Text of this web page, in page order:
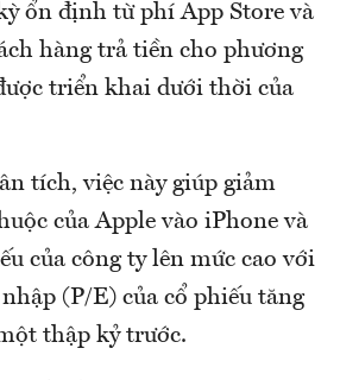
ổn định từ phí App Store và
hàng trả tiền cho phương
triển khai dưới thời của
tích, việc này giúp giảm
của Apple vào iPhone và
của công ty lên mức cao với
(P/E) của cổ phiếu tăng
thập kỷ trước.